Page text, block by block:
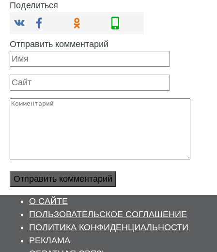
Поделиться
Отправить комментарий
Имя
Сайт
Комментарий
О САЙТЕ
ПОЛЬЗОВАТЕЛЬСКОЕ СОГЛАШЕНИЕ
ПОЛИТИКА КОНФИДЕНЦИАЛЬНОСТИ
РЕКЛАМА